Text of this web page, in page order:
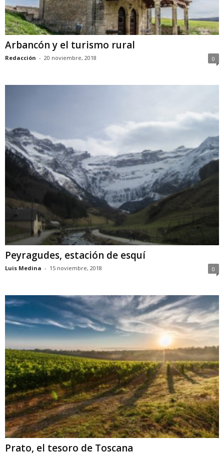
Arbancón y el turismo rural
Redacción - 20 noviembre, 2018 0
Peyragudes, estación de esquí
Luis Medina - 15 noviembre, 2018 0
Prato, el tesoro de Toscana